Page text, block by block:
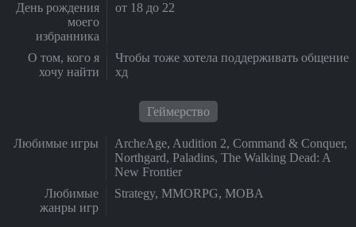
День рождения
моего
избранника
от 18 до 22
О том, кого я
хочу найти
Чтобы тоже хотела поддерживать общение
хд
Геймерство
Любимые игры
ArcheAge, Audition 2, Command & Conquer,
Northgard, Paladins, The Walking Dead: A
New Frontier
Любимые
жанры игр
Strategy, MMORPG, MOBA